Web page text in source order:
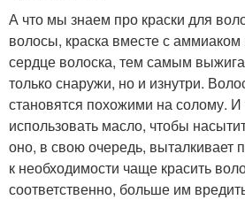
А что мы знаем про краски для
волосы, краска вместе с
сердце волоска, тем самым
только снаружи, но и изнутри.
становятся похожими на солому. И
использовать масло, чтобы
оно, в свою очередь, выталкивает
к необходимости чаще красить
соответственно, больше им